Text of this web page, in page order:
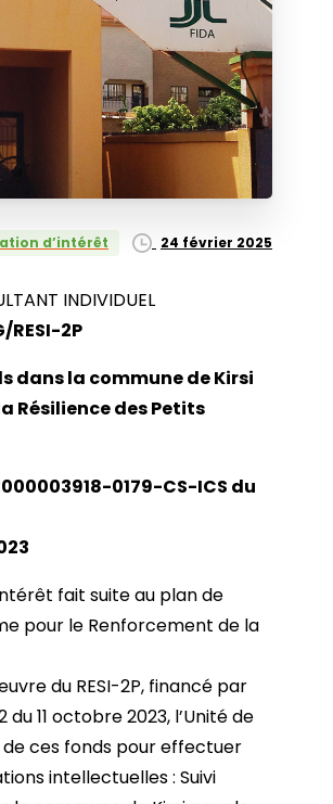
d’intérêt 24 février 2025
INDIVIDUEL
2P
dans la commune de Kirsi
Résilience des Petits
0179-CS-ICS du
fait suite au plan de
pour le Renforcement de la
du RESI-2P, financé par
11 octobre 2023, l’Unité de
de ces fonds pour effectuer
intellectuelles : Suivi